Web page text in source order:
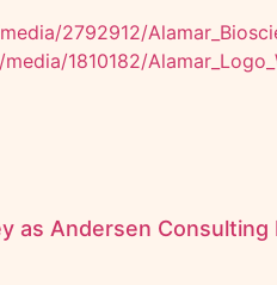
2792912/
1810182/
as Andersen Consulting